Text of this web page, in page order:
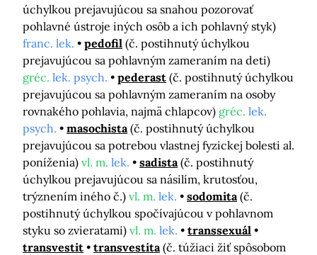
úchylkou prejavujúcou sa snahou pozorovať
pohlavné ústroje iných osôb a ich pohlavný styk)
franc. lek.
pedofil (č. postihnutý úchylkou
prejavujúcou sa pohlavným zameraním na deti)
gréc. lek. psych. pederast (č. postihnutý úchylkou
prejavujúcou sa pohlavným zameraním na osoby
rovnakého pohlavia, najmä chlapcov) gréc. lek.
psych.
masochista (č. postihnutý úchylkou
prejavujúcou sa potrebou vlastnej fyzickej bolesti al.
poníženia) vl. m. lek. sadista (č. postihnutý
úchylkou prejavujúcou sa násilím, krutosťou,
trýznením iného č.) vl. m. lek. sodomita (č.
postihnutý úchylkou spočívajúcou v pohlavnom
styku so zvieratami) vl. m. lek.
transsexuál
transvestit
transvestita (č. túžiaci žiť spôsobom